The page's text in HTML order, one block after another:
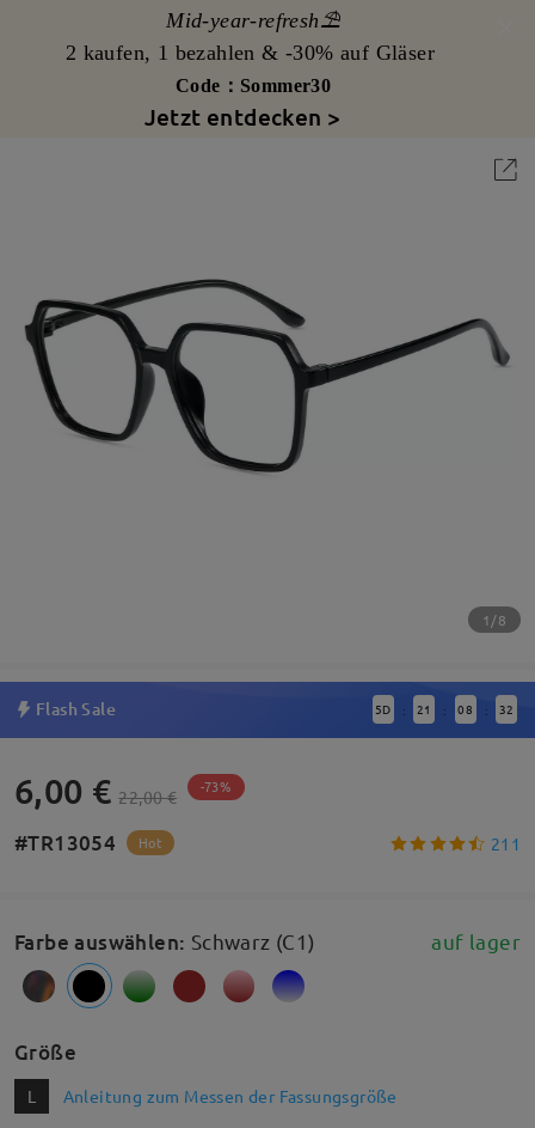
Mid-year-refresh⛱️
2 kaufen, 1 bezahlen & -30% auf Gläser
Code：Sommer30
Jetzt entdecken >
1/8
Flash Sale 5D : 21 : 08 : 32
6,00 € 22,00 € -73%
#TR13054 Hot 211
Farbe auswählen: Schwarz (C1) auf lager
Größe
L Anleitung zum Messen der Fassungsgröße